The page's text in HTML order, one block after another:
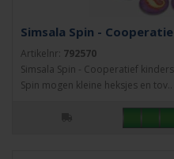
Simsala Spin -
Artikelnr: 792570
Simsala Spin - Cooperatief
Spin mogen kleine heksjes en tov..